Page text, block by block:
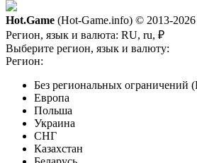
Hot.Game (Hot-Game.info) © 2013-2026
Регион, язык и валюта: RU, ru, ₽
Выберите регион, язык и валюту:
Регион:
Без региональных ограничений
Европа
Польша
Украина
СНГ
Казахстан